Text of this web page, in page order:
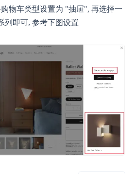
物车类型设置为 "抽屉", 再选择一
列即可, 参考下图设置